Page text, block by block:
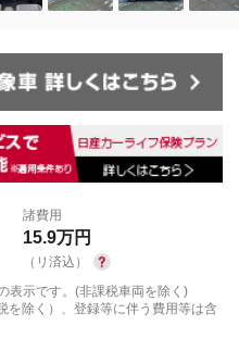
諸費用
15.9万円
（リ済込）
表示です。(非課税車両を除く)
除く）、登録等に伴う費用等は含